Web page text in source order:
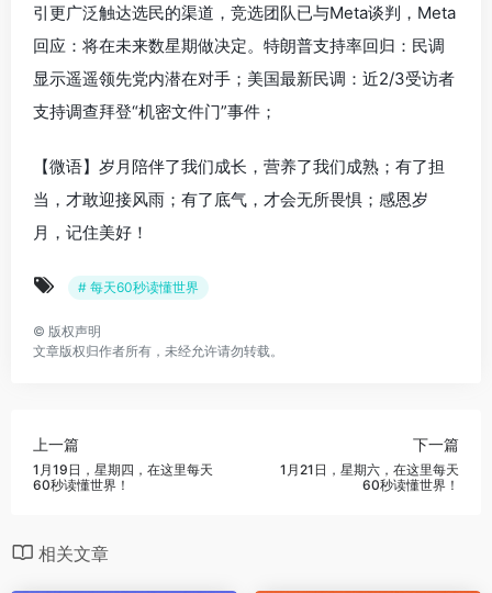
引更广泛触达选民的渠道，竞选团队已与Meta谈判，Meta
回应：将在未来数星期做决定。特朗普支持率回归：民调
显示遥遥领先党内潜在对手；美国最新民调：近2/3受访者
支持调查拜登“机密文件门”事件；
【微语】岁月陪伴了我们成长，营养了我们成熟；有了担
当，才敢迎接风雨；有了底气，才会无所畏惧；感恩岁
月，记住美好！
# 每天60秒读懂世界
© 版权声明
文章版权归作者所有，未经允许请勿转载。
上一篇
1月19日，星期四，在这里每天
60秒读懂世界！
下一篇
1月21日，星期六，在这里每天
60秒读懂世界！
相关文章